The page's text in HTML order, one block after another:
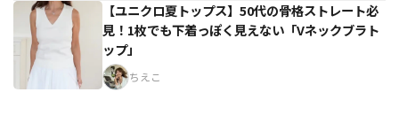
【ユニクロ夏トップス】50代の骨格ストレート必
見！1枚でも下着っぽく見えない「Vネックブラト
ップ」
ちえこ